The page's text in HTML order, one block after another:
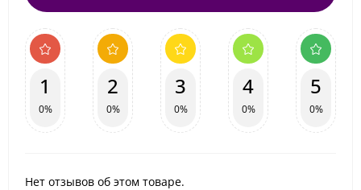
1
0%
2
0%
3
0%
4
0%
5
0%
Нет отзывов об этом товаре.